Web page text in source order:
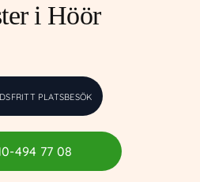
i Höör
PLATSBESÖK
494 77 08